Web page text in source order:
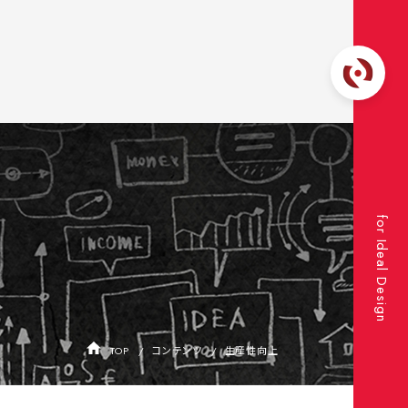
for Ideal Design
TOP コンテンツ 生産性向上